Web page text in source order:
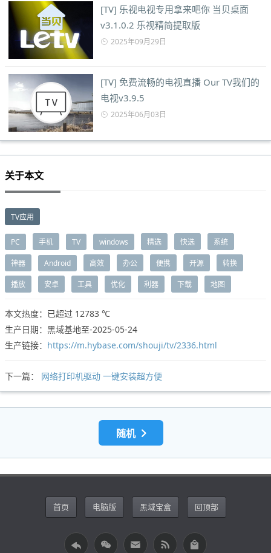
[TV] 乐视电视专用拿来吧你 当贝桌面
v3.1.0.2 乐视精简提取版
2025年09月29日
[TV] 免费流畅的电视直播 Our TV我们的
电视v3.9.5
2025年06月03日
关于本文
TV应用
PC 手机 TV windows 精选 快选 系统
神器 Android 高效 办公 便携 开源 转换
播放 安卓 工具 优化 利器 下载 地图
本文热度：已超过 12783 ℃
生产日期：黑域基地至-2025-05-24
生产链接： https://m.hybase.com/shouji/tv/2336.html
下一篇： 网络打印机驱动 一键安装超方便
随机
首页 电脑版 黑域宝盒 回顶部